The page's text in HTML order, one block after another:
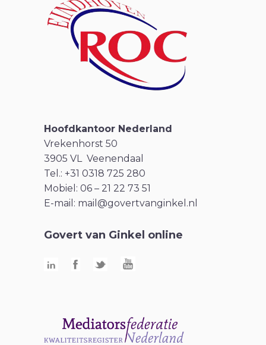
Hoofdkantoor Nederland
Vrekenhorst 50
3905 VL Veenendaal
Tel.: +31 0318 725 280
Mobiel: 06 – 21 22 73 51
E-mail: mail@govertvanginkel.nl
Govert van Ginkel online